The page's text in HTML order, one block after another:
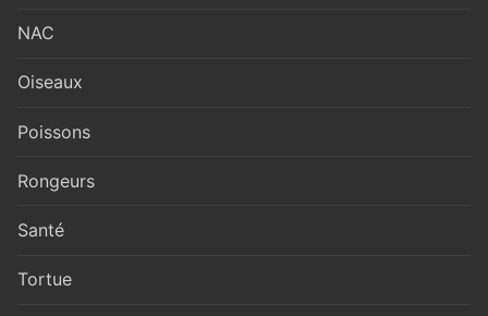
NAC
Oiseaux
Poissons
Rongeurs
Santé
Tortue